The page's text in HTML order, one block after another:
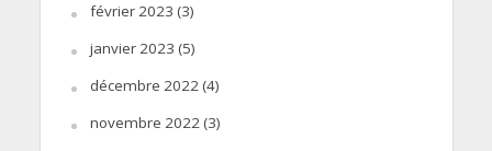
février 2023 (3)
janvier 2023 (5)
décembre 2022(4)
novembre 2022(3)